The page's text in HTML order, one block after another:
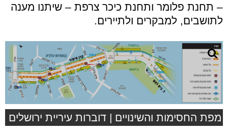
– תחנת פלומר ותחנת כיכר צרפת – שיתנו מענה
לתושבים, למבקרים ולתיירים.
מפת החסימות והשינויים | דוברות עיריית ירושלים